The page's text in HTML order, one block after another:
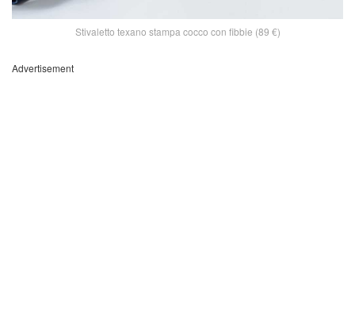
Stivaletto texano stampa cocco con fibbie (89 €)
Advertisement